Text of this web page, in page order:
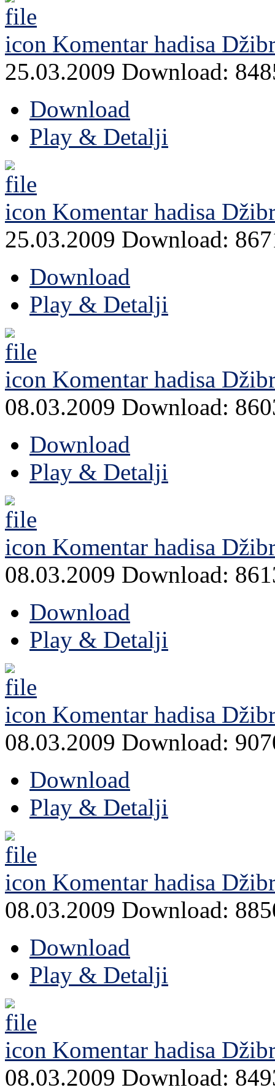
Komentar hadisa
25.03.2009 Download:
Download
Play & Detalji
Komentar hadisa
25.03.2009 Download:
Download
Play & Detalji
Komentar hadisa
08.03.2009 Download:
Download
Play & Detalji
Komentar hadisa
08.03.2009 Download:
Download
Play & Detalji
Komentar hadisa
08.03.2009 Download:
Download
Play & Detalji
Komentar hadisa
08.03.2009 Download:
Download
Play & Detalji
Komentar hadisa
08.03.2009 Download: